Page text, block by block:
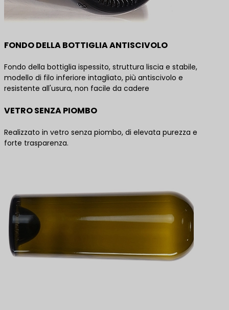
FONDO DELLA BOTTIGLIA ANTISCIVOLO
Fondo della bottiglia ispessito, struttura liscia e stabile,
modello di filo inferiore intagliato, più antiscivolo e
resistente all'usura, non facile da cadere
VETRO SENZA PIOMBO
Realizzato in vetro senza piombo, di elevata purezza e
forte trasparenza.